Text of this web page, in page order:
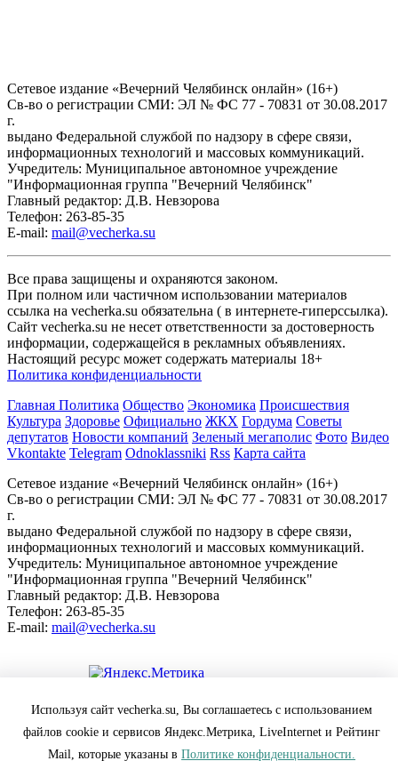
Сетевое издание «Вечерний Челябинск онлайн» (16+)
Cв-во о регистрации СМИ: ЭЛ № ФС 77 - 70831 от 30.08.2017
г.
выдано Федеральной службой по надзору в сфере связи,
информационных технологий и массовых коммуникаций.
Учредитель: Муниципальное автономное учреждение
"Информационная группа "Вечерний Челябинск"
Главный редактор: Д.В. Невзорова
Телефон: 263-85-35
E-mail: mail@vecherka.su
Все права защищены и охраняются законом.
При полном или частичном использовании материалов
ссылка на vecherka.su обязательна ( в интернете-гиперссылка).
Сайт vecherka.su не несет ответственности за достоверность
информации, содержащейся в рекламных объявлениях.
Настоящий ресурс может содержать материалы 18+
Политика конфиденциальности
Главная Политика Общество Экономика Происшествия
Культура Здоровье Официально ЖКХ Гордума Советы
депутатов Новости компаний Зеленый мегаполис Фото Видео
Vkontakte Telegram Odnoklassniki Rss Карта сайта
Сетевое издание «Вечерний Челябинск онлайн» (16+)
Cв-во о регистрации СМИ: ЭЛ № ФС 77 - 70831 от 30.08.2017
г.
выдано Федеральной службой по надзору в сфере связи,
информационных технологий и массовых коммуникаций.
Учредитель: Муниципальное автономное учреждение
"Информационная группа "Вечерний Челябинск"
Главный редактор: Д.В. Невзорова
Телефон: 263-85-35
E-mail: mail@vecherka.su
Все права защищены и охраняются законом.
При полном или частичном использовании материалов
ссылка на vecherka.su обязательна ( в интернете-гиперссылка).
Используя сайт vecherka.su, Вы соглашаетесь с использованием
файлов cookie и сервисов Яндекс.Метрика, LiveInternet и Рейтинг
Mail, которые указаны вПолитике конфиденциальности.